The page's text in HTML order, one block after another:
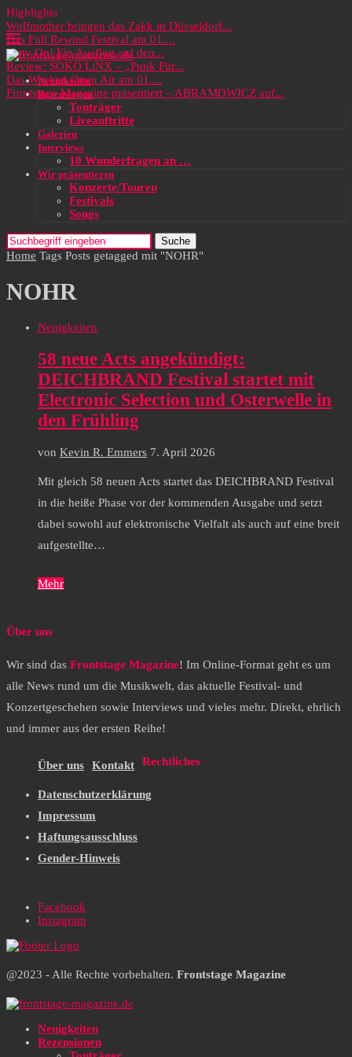
Highlights
Wolfmother bringen das Zakk in Düsseldorf...
Das Full Rewind Festival am 01....
Party On! Ein Ausflug auf den...
Review: SOKO LiNX – „Punk Für...
Das Wacken Open Air am 01....
Frontstage Magazine präsentiert – ABRAMOWICZ auf...
Neuigkeiten
Rezensionen
Tonträger
Liveauftritte
Galerien
Interviews
10 Wunderfragen an …
Wir präsentieren
Konzerte/Touren
Festivals
Songs
Suche
Home Tags Posts getagged mit "NOHR"
NOHR
Neuigkeiten
58 neue Acts angekündigt:
DEICHBRAND Festival startet mit
Electronic Selection und Osterwelle in
den Frühling
von Kevin R. Emmers 7. April 2026
Mit gleich 58 neuen Acts startet das DEICHBRAND Festival
in die heiße Phase vor der kommenden Ausgabe und setzt
dabei sowohl auf elektronische Vielfalt als auch auf eine breit
aufgestellte…
Mehr
Über uns
Wir sind das Frontstage Magazine! Im Online-Format geht es um
alle News rund um die Musikwelt, das aktuelle Festival- und
Konzertgeschehen sowie Interviews und vieles mehr. Direkt, ehrlich
und immer aus der ersten Reihe!
Über uns Kontakt Rechtliches
Datenschutzerklärung
Impressum
Haftungsausschluss
Gender-Hinweis
Facebook
Instagram
@2023 - Alle Rechte vorbehalten. Frontstage Magazine
Neuigkeiten
Rezensionen